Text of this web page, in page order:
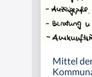
Mittel